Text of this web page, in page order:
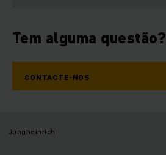
Tem alguma questão?
CONTACTE-NOS
Jungheinrich